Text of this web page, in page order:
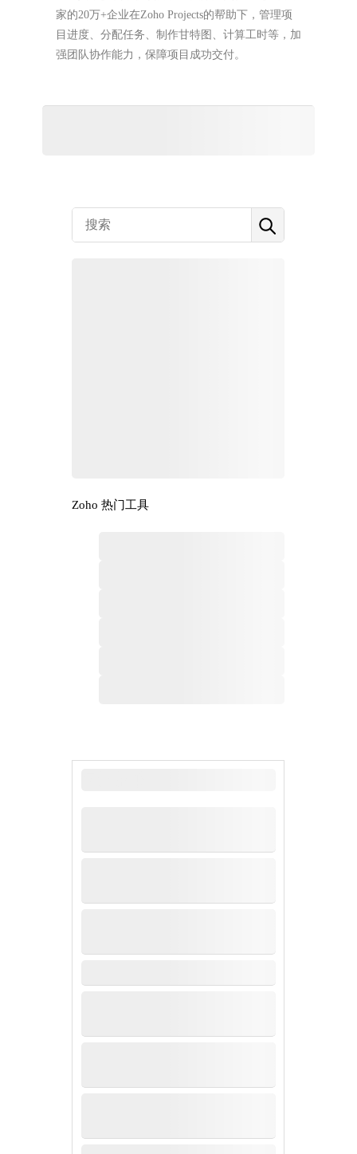
家的20万+企业在Zoho Projects的帮助下，管理项
目进度、分配任务、制作甘特图、计算工时等，加
强团队协作能力，保障项目成功交付。
Zoho 热门工具